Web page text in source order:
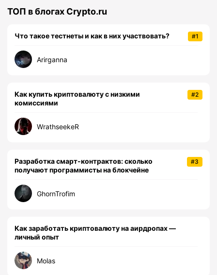
ТОП в блогах Crypto.ru
#1
Что такое тестнеты и как в них участвовать?
Arirganna
#2
Как купить криптовалюту с низкими
комиссиями
WrathseekeR
#3
Разработка смарт-контрактов: сколько
получают программисты на блокчейне
GhornTrofim
Как заработать криптовалюту на аирдропах —
личный опыт
Molas